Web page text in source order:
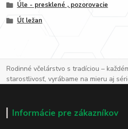
Úle - presklené , pozorovacie
Úľ ležan
Rodinné včelárstvo s tradíciou –
starostlivosť, vyrábame na mieru aj
Informácie pre zákazníkov